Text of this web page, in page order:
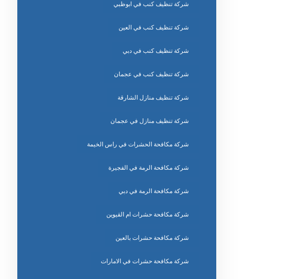
شركة تنظيف كنب في ابوظبي
شركة تنظيف كنب في العين
شركة تنظيف كنب في دبي
شركة تنظيف كنب في عجمان
شركة تنظيف منازل الشارقة
شركة تنظيف منازل في عجمان
شركة مكافحة الحشرات في راس الخيمة
شركة مكافحة الرمة في الفجيرة
شركة مكافحة الرمة في دبي
شركة مكافحة حشرات ام القيوين
شركة مكافحة حشرات بالعين
شركة مكافحة حشرات في الامارات